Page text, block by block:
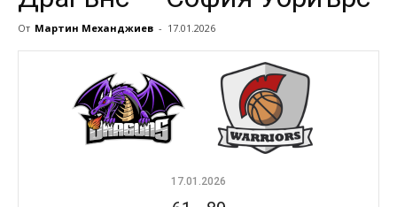
От Мартин Механджиев - 17.01.2026
17.01.2026